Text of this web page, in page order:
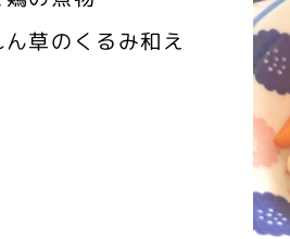
ん草のくるみ和え